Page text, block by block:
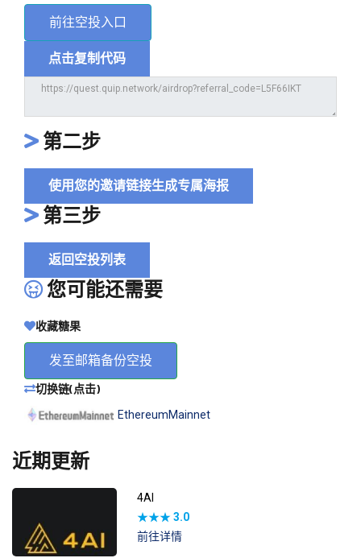
前往空投入口
点击复制代码
第二步
使用您的邀请链接生成专属海报
第三步
返回空投列表
您可能还需要
收藏糖果
发至邮箱备份空投
切换链(点击)
EthereumMainnet
近期更新
4AI
★★★3.0
前往详情